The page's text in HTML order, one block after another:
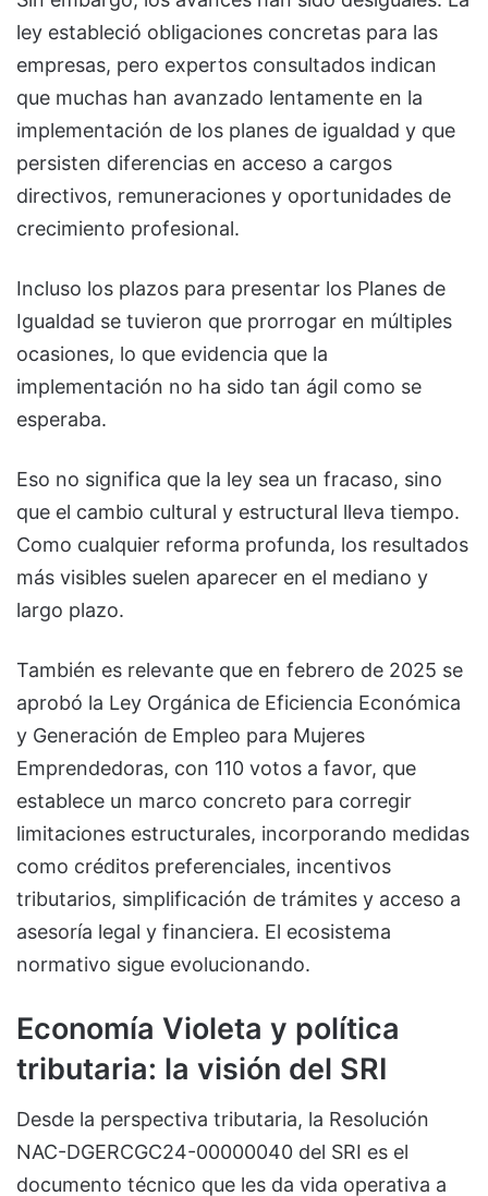
ley estableció obligaciones concretas para las
empresas, pero expertos consultados indican
que muchas han avanzado lentamente en la
implementación de los planes de igualdad y que
persisten diferencias en acceso a cargos
directivos, remuneraciones y oportunidades de
crecimiento profesional.
Incluso los plazos para presentar los Planes de
Igualdad se tuvieron que prorrogar en múltiples
ocasiones, lo que evidencia que la
implementación no ha sido tan ágil como se
esperaba.
Eso no significa que la ley sea un fracaso, sino
que el cambio cultural y estructural lleva tiempo.
Como cualquier reforma profunda, los resultados
más visibles suelen aparecer en el mediano y
largo plazo.
También es relevante que en febrero de 2025 se
aprobó la Ley Orgánica de Eficiencia Económica
y Generación de Empleo para Mujeres
Emprendedoras, con 110 votos a favor, que
establece un marco concreto para corregir
limitaciones estructurales, incorporando medidas
como créditos preferenciales, incentivos
tributarios, simplificación de trámites y acceso a
asesoría legal y financiera. El ecosistema
normativo sigue evolucionando.
Economía Violeta y política
tributaria: la visión del SRI
Desde la perspectiva tributaria, la Resolución
NAC-DGERCGC24-00000040 del SRI es el
documento técnico que les da vida operativa a